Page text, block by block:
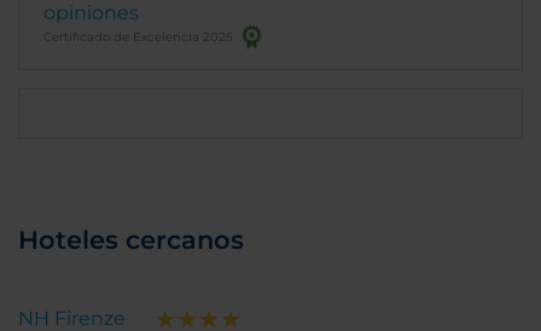
opiniones
Certificado de Excelencia 2025
Hoteles cercanos
NH Firenze